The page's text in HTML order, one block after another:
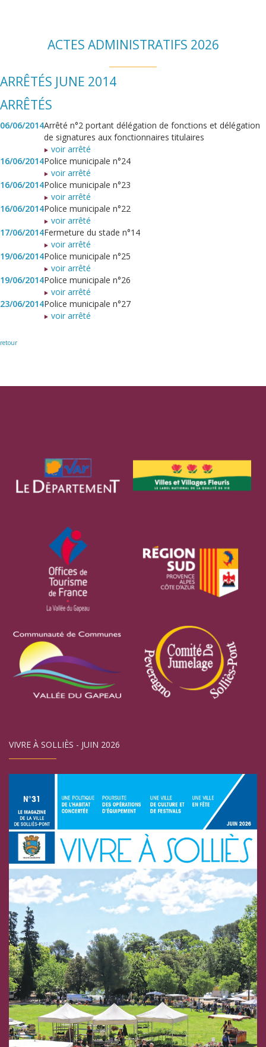
ACTES ADMINISTRATIFS 2026
ARRÊTÉS JUNE 2014
ARRÊTÉS
06/06/2014Arrêté n°2 portant délégation de fonctions et délégation
de signatures aux fonctionnaires titulaires
voir arrêté
16/06/2014Police municipale n°24
voir arrêté
16/06/2014Police municipale n°23
voir arrêté
16/06/2014Police municipale n°22
voir arrêté
17/06/2014Fermeture du stade n°14
voir arrêté
19/06/2014Police municipale n°25
voir arrêté
19/06/2014Police municipale n°26
voir arrêté
23/06/2014Police municipale n°27
voir arrêté
retour
VIVRE À SOLLIÈS - JUIN 2026